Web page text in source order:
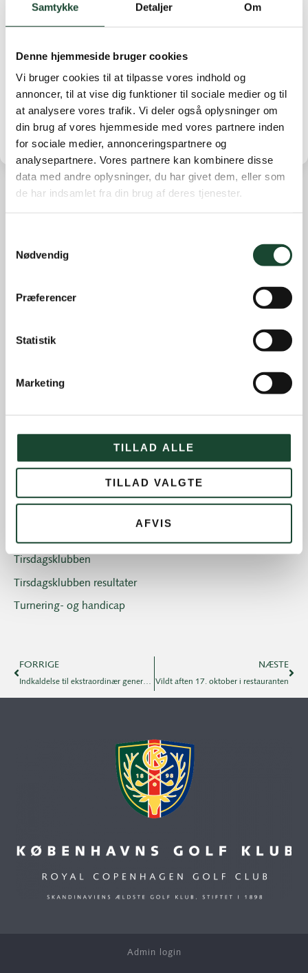
Samtykke Detaljer Om
Denne hjemmeside bruger cookies
Vi bruger cookies til at tilpasse vores indhold og
annoncer, til at vise dig funktioner til sociale medier og til
at analysere vores trafik. Vi deler også oplysninger om
din brug af vores hjemmeside med vores partnere inden
for sociale medier, annonceringspartnere og
analysepartnere. Vores partnere kan kombinere disse
data med andre oplysninger, du har givet dem, eller som
de har indsamlet fra din brug af deres tjenester.
Nødvendig
Præferencer
Statistik
Marketing
TILLAD ALLE
TILLAD VALGTE
AFVIS
stemmeberettigede til stede. Se dette link for
Mvh
Administrationen
Andre nyheder
Banestatus
Juniorerne
Nyhedsbreve
Tirsdagsklubben
Tirsdagsklubben resultater
Turnering- og handicap
FORRIGE
Indkaldelse til ekstraordinær generalforsamling
NÆSTE
Vildt aften 17. oktober i restauranten
Admin login